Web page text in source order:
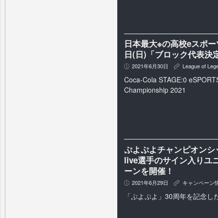
日本最大※の高校eスポ
日(日)「ブロック代表決
P 2021年6月30日 K League of
Coca-Cola STAGE:0
Championship 2021
ぷよぷよチャンピオン
live選手のサイン入りユ
ーンを開催！
P 2021年6月29日 K キャンペーン
「ぷよぷよ」30周年を記念し